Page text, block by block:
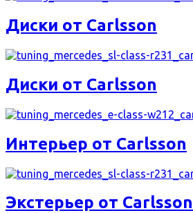
Диски от Carlsson
Диски от Carlsson
Интерьер от Carlsson
Экстерьер от Carlsson